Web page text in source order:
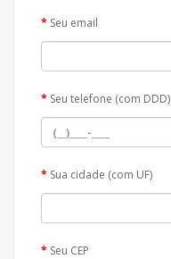
Seu email
Seu telefone (com DDD)
Sua cidade (com UF)
Seu CEP